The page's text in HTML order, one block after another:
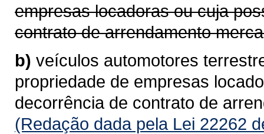
empresas locadoras ou cuja
contrato de arrendamento
b) veículos automotores
propriedade de empresas
decorrência de contrato de
(Redação dada pela Lei 22262